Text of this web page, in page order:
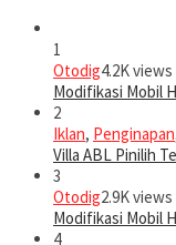
1
Otodig4.2K views
Modifikasi Mobil
2
Iklan, Penginapan
Villa ABL Pinilih
3
Otodig2.9K views
Modifikasi Mobil
4